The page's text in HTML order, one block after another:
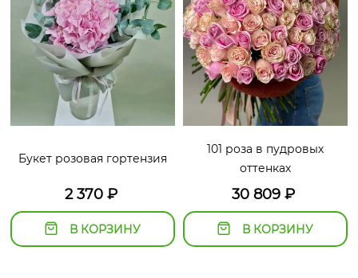
Букет розовая гортензия
2 370₽
В КОРЗИНУ
101 роза в пудровых
оттенках
30 809 ₽
В КОРЗИНУ